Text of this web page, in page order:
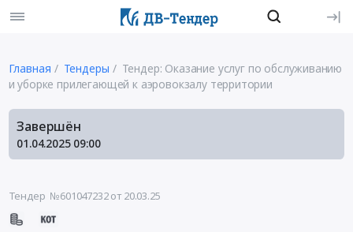
Главная Тендеры
Тендер: Оказание услуг по обслуживанию
и уборке прилегающей к аэровокзалу территории
Завершён
01.04.2025 09:00
Тендер №601047232от 20.03.25